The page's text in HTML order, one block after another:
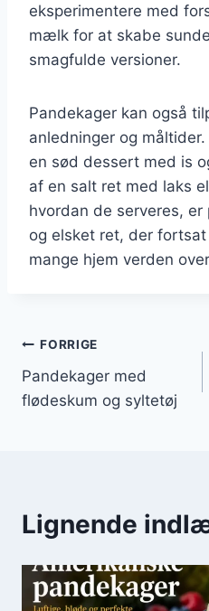
eksperimentere med
mælk for at skabe
smagfulde versioner.
Pandekager kan også
anledninger og
en sød dessert med is
af en salt ret med laks
hvordan de serveres,
og elsket ret, der
mange hjem verden
FORRIGE
Pandekager med
flødeskum og syltetøj
Lignende